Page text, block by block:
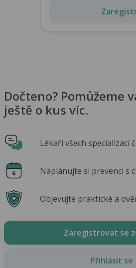
Dočteno? Pomůžeme
ještě o kus víc.
Lékaři všech specializací
Naplánujte si prevenci s
Objevujte praktické a
Zaregistrovat se
Přihlásit se